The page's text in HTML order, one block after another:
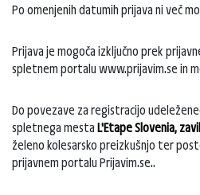
Po omenjenih datumih prijava ni več
Prijava je mogoča izključno prek
spletnem portalu www.prijavim.se in
Do povezave za registracijo
spletnega mesta L'Etape Slovenia,
želeno kolesarsko preizkušnjo ter
prijavnem portalu Prijavim.se..